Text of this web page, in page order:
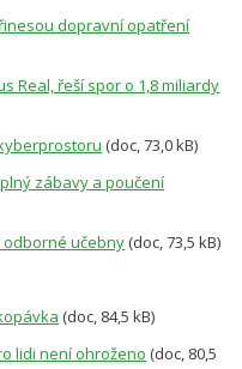
dopravní opatření
Real, řeší spor o 1,8 miliardy
(doc, 73,0 kB)
zábavy a poučení
odborné učebny (doc, 73,5 kB)
(doc, 84,5 kB)
lidi není ohroženo (doc, 80,5